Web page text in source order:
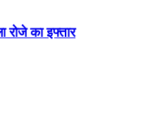
रोजे का इफ्तार